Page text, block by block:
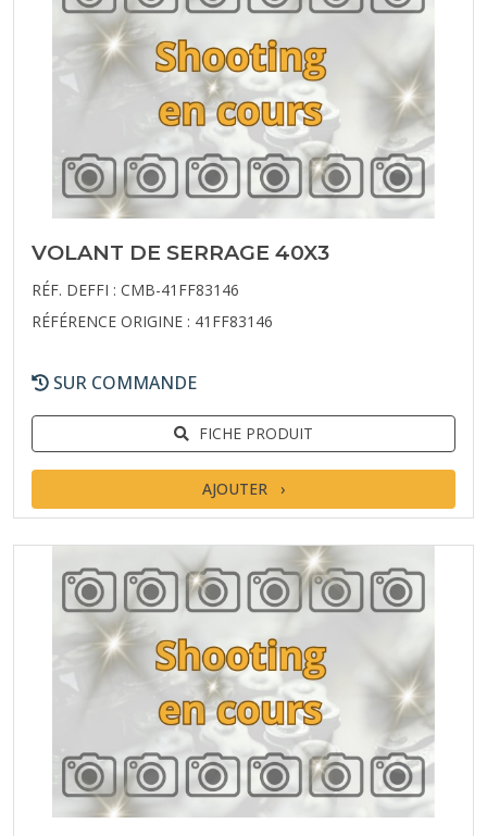
VOLANT DE SERRAGE 40X3
RÉF. DEFFI : CMB-41FF83146
RÉFÉRENCE ORIGINE : 41FF83146
SUR COMMANDE
FICHE PRODUIT
AJOUTER